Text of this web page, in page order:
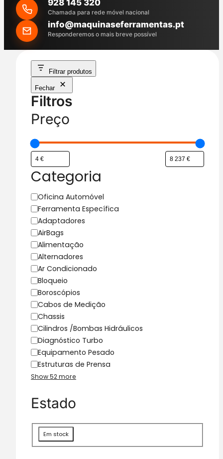
r
c
h
928 145 320
Chamada para rede móvel nacional
info@maquinaseferramentas.pt
Responderemos o mais breve possível
Filtrar produtos
Fechar
Filtros
Preço
Categoria
C
a
t
e
g
o
r
i
a
Oficina Automóvel
Ferramenta Específica
Adaptadores
AirBags
Alimentação
Alternadores
Ar Condicionado
Bloqueio
Boroscópios
Cabos de Medição
Chassis
Cilindros /Bombas Hidráulicos
Diagnóstico Turbo
Equipamento Pesado
Estruturas de Prensa
Show 52 more
Estado
i
Em stock